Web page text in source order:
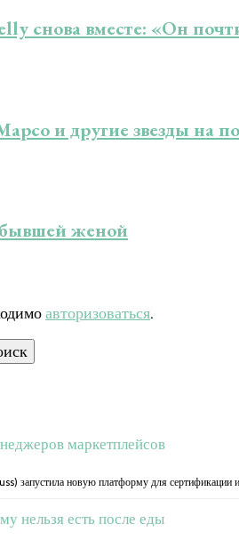
снова вместе: «Он
и другие звезды на
женой
авторизоваться.
маркетплейсов
запустила новую платформу для сертификации
нельзя есть после еды